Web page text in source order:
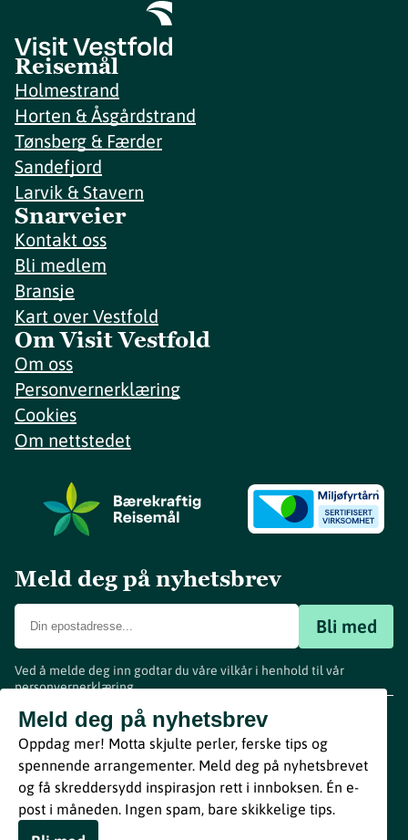
Reisemål
Holmestrand
Horten & Åsgårdstrand
Tønsberg & Færder
Sandefjord
Larvik & Stavern
Snarveier
Kontakt oss
Bli medlem
Bransje
Kart over Vestfold
Om Visit Vestfold
Om oss
Personvernerklæring
Cookies
Om nettstedet
Meld deg på nyhetsbrev
Bli med
Ved å melde deg inn godtar du våre vilkår i henhold til vår
personvernerklæring.
Meld deg på nyhetsbrev
Oppdag mer! Motta skjulte perler, ferske tips og
spennende arrangementer. Meld deg på nyhetsbrevet
og få skreddersydd inspirasjon rett i innboksen. Én e-
post i måneden. Ingen spam, bare skikkelige tips.
www.visitvestfold.com
Turistinformasjon
Vestfold Fylkeskommune
ByBreakfast